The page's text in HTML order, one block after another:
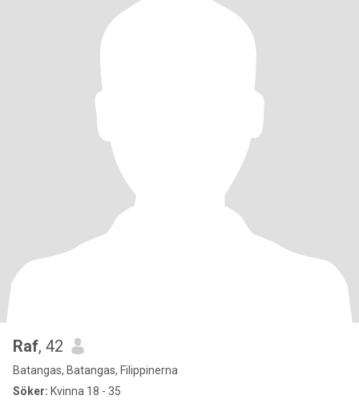
Raf, 42
Batangas, Batangas, Filippinerna
Söker: Kvinna 18 - 35